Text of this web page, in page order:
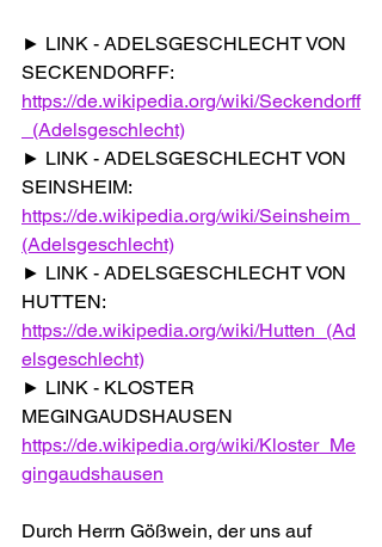
► LINK - ADELSGESCHLECHT VON
SECKENDORFF:
https://de.wikipedia.org/wiki/Seckendorff
_(Adelsgeschlecht)
► LINK - ADELSGESCHLECHT VON
SEINSHEIM:
https://de.wikipedia.org/wiki/Seinsheim_
(Adelsgeschlecht)
► LINK - ADELSGESCHLECHT VON
HUTTEN:
https://de.wikipedia.org/wiki/Hutten_(Ad
elsgeschlecht)
► LINK - KLOSTER
MEGINGAUDSHAUSEN
https://de.wikipedia.org/wiki/Kloster_Me
gingaudshausen
Durch Herrn Gößwein, der uns auf